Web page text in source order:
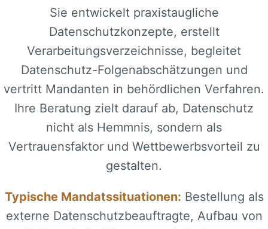
Sie entwickelt praxistaugliche
Datenschutzkonzepte, erstellt
Verarbeitungsverzeichnisse, begleitet
Datenschutz-Folgenabschätzungen und
vertritt Mandanten in behördlichen Verfahren.
Ihre Beratung zielt darauf ab, Datenschutz
nicht als Hemmnis, sondern als
Vertrauensfaktor und Wettbewerbsvorteil zu
gestalten.
Typische Mandatssituationen: Bestellung als
externe Datenschutzbeauftragte, Aufbau von